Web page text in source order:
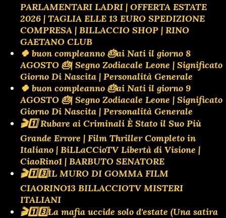
PARLAMENTARI LADRI | OFFERTA ESTATE
2026 | TAGLIA ELLE 13 EURO SPEDIZIONE
COMPRESA | BILLACCIO SHOP | RINO
GAETANO CLUB
🍀 buon compleanno 🎂ai Nati il giorno 8
AGOSTO 🎂| Segno Zodiacale Leone | Significato
Giorno Di Nascita | Personalità Generale
🍀 buon compleanno 🎂ai Nati il giorno 9
AGOSTO 🎂| Segno Zodiacale Leone | Significato
Giorno Di Nascita | Personalità Generale
🎬1️⃣ Rubare ai Criminali È Stato il Suo Più
Grande Errore | Film Thriller Completo in
Italiano | BiLLaCCioTV Libertà di Visione |
CiaoRino1 | BARBUTO SENATORE
🎬1️⃣3️⃣IL MURO DI GOMMA FILM
CIAORINO13 BILLACCIOTV MISTERI
ITALIANI
🎬1️⃣3️⃣La mafia uccide solo d'estate (Una satira